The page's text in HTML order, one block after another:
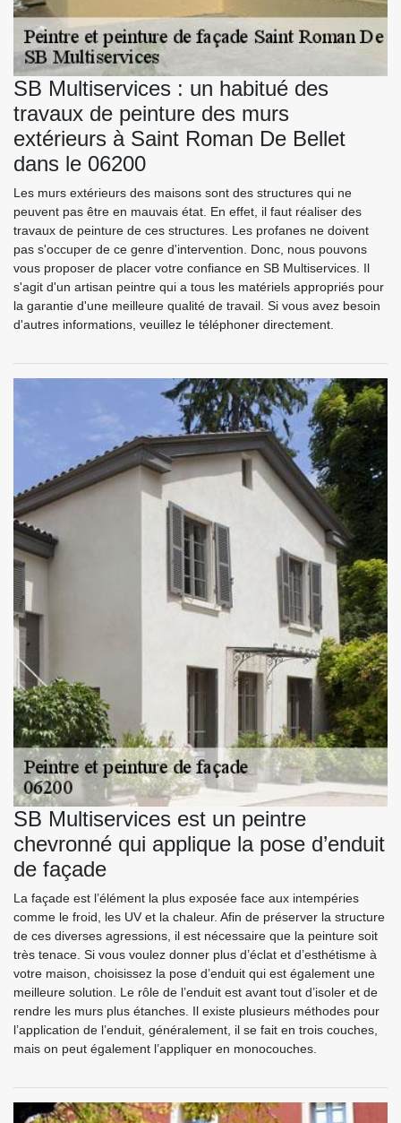
SB Multiservices : un habitué des
travaux de peinture des murs
extérieurs à Saint Roman De Bellet
dans le 06200
Les murs extérieurs des maisons sont des structures qui ne
peuvent pas être en mauvais état. En effet, il faut réaliser des
travaux de peinture de ces structures. Les profanes ne doivent
pas s'occuper de ce genre d'intervention. Donc, nous pouvons
vous proposer de placer votre confiance en SB Multiservices. Il
s'agit d'un artisan peintre qui a tous les matériels appropriés pour
la garantie d'une meilleure qualité de travail. Si vous avez besoin
d'autres informations, veuillez le téléphoner directement.
SB Multiservices est un peintre
chevronné qui applique la pose d’enduit
de façade
La façade est l’élément la plus exposée face aux intempéries
comme le froid, les UV et la chaleur. Afin de préserver la structure
de ces diverses agressions, il est nécessaire que la peinture soit
très tenace. Si vous voulez donner plus d’éclat et d’esthétisme à
votre maison, choisissez la pose d’enduit qui est également une
meilleure solution. Le rôle de l’enduit est avant tout d’isoler et de
rendre les murs plus étanches. Il existe plusieurs méthodes pour
l’application de l’enduit, généralement, il se fait en trois couches,
mais on peut également l’appliquer en monocouches.